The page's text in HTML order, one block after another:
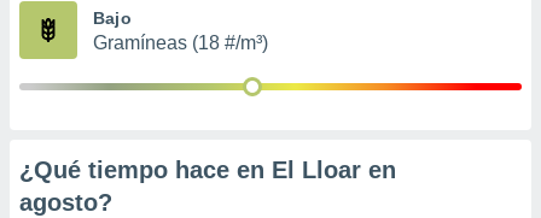
publicidad
Bajo
Gramíneas (18 #/m³)
¿Qué tiempo hace en El Lloar en
agosto?